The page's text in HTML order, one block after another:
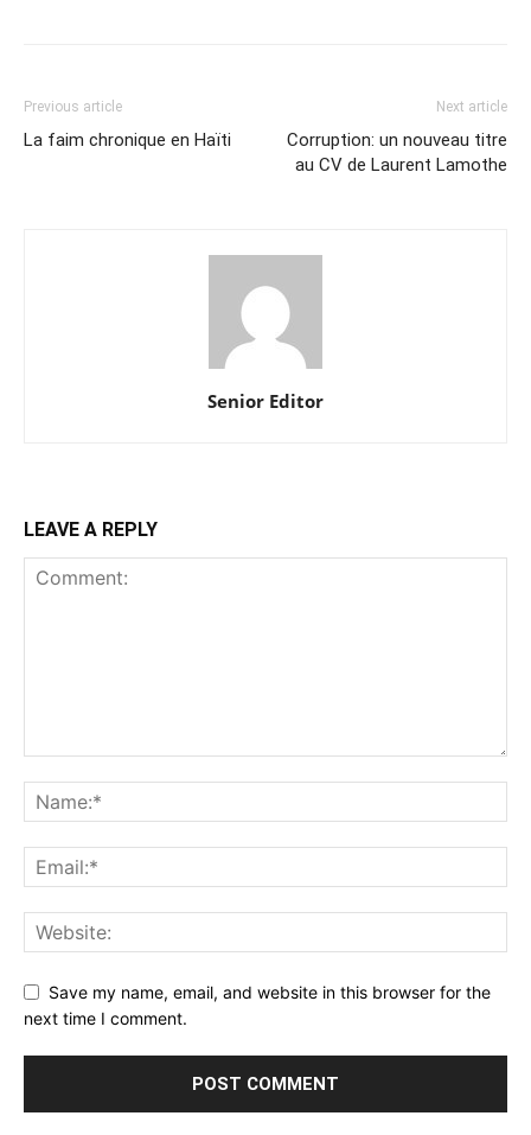
Previous article
La faim chronique en Haïti
Next article
Corruption: un nouveau titre
au CV de Laurent Lamothe
Senior Editor
LEAVE A REPLY
Save my name, email, and website in this browser for the
next time I comment.